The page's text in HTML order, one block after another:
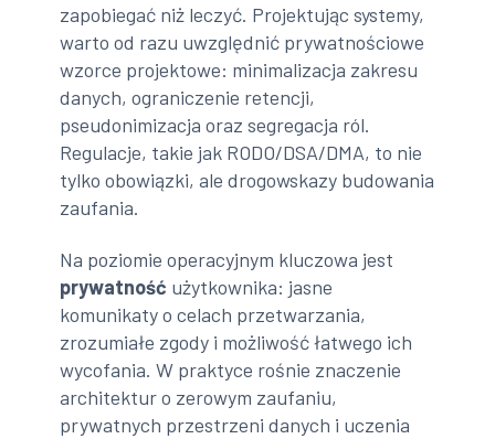
zapobiegać niż leczyć. Projektując systemy,
warto od razu uwzględnić prywatnościowe
wzorce projektowe: minimalizacja zakresu
danych, ograniczenie retencji,
pseudonimizacja oraz segregacja ról.
Regulacje, takie jak RODO/DSA/DMA, to nie
tylko obowiązki, ale drogowskazy budowania
zaufania.
Na poziomie operacyjnym kluczowa jest
prywatność użytkownika: jasne
komunikaty o celach przetwarzania,
zrozumiałe zgody i możliwość łatwego ich
wycofania. W praktyce rośnie znaczenie
architektur o zerowym zaufaniu,
prywatnych przestrzeni danych i uczenia